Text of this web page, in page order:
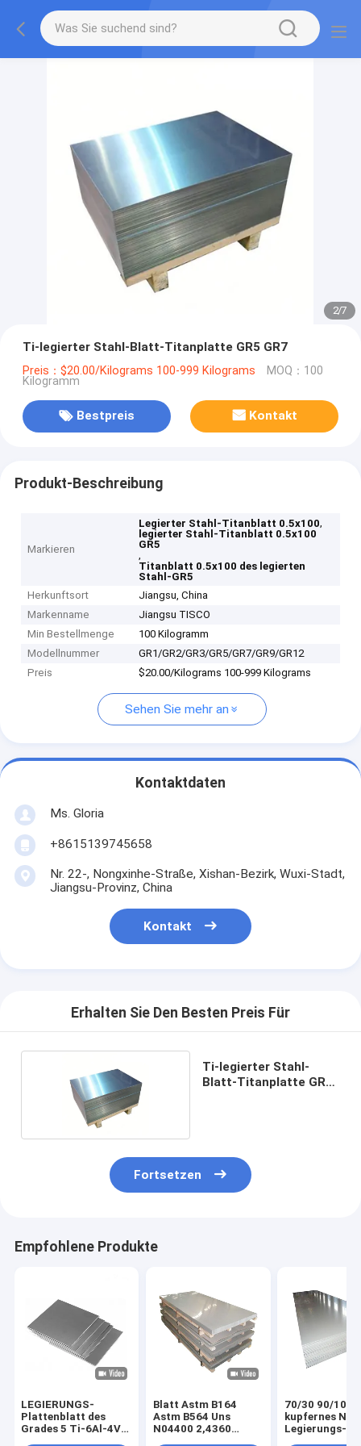
2/7
Ti-legierter Stahl-Blatt-Titanplatte GR5 GR7
Preis：$20.00/Kilograms 100-999 Kilograms MOQ：100
Kilogramm
Bestpreis Kontakt
Produkt-Beschreibung
Markieren
Legierter Stahl-Titanblatt 0.5x100,
legierter Stahl-Titanblatt 0.5x100
GR5
,
Titanblatt 0.5x100 des legierten
Stahl-GR5
Herkunftsort
Jiangsu, China
Markenname
Jiangsu TISCO
Min Bestellmenge
100 Kilogramm
Modellnummer
GR1/GR2/GR3/GR5/GR7/GR9/GR12
Preis
$20.00/Kilograms 100-999 Kilograms
Sehen Sie mehr an
Kontaktdaten
Ms. Gloria
+8615139745658
Nr. 22-, Nongxinhe-Straße, Xishan-Bezirk, Wuxi-Stadt,
Jiangsu-Provinz, China
Kontakt
Erhalten Sie Den Besten Preis Für
Ti-legierter Stahl-
Blatt-Titanplatte GR5
Fortsetzen
Empfohlene Produkte
LEGIERUNGS-
Plattenblatt des
Grades 5 Ti-6Al-4V
Blatt Astm B164
Astm B564 Uns
N04400 2,4360
70/30 90/10
kupfernes
Legierungs-